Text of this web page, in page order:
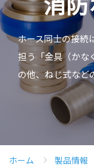
ホース同士の接続
担う「金具（かな
の他、ねじ式など
ホーム 製品情報